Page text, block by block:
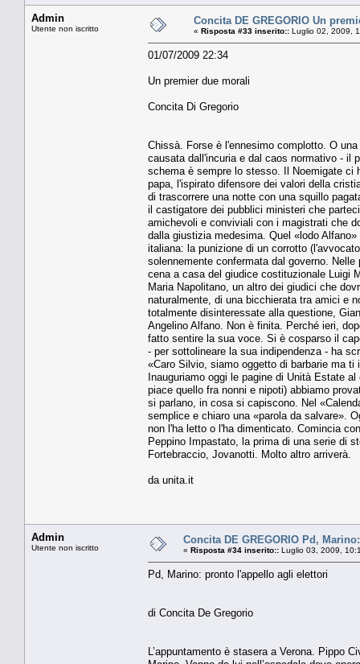
Admin
Utente non iscritto
Concita DE GREGORIO Un
« Risposta #33 inserito:: Luglio 02, 2009,
01/07/2009 22:34
Un premier due morali
Concita Di Gregorio
Chissà. Forse è l'ennesimo complotto. O
causata dall'incuria e dal caos normativo - il
schema è sempre lo stesso. Il Noemigate ci
papa, l'ispirato difensore dei valori della
di trascorrere una notte con una squillo
il castigatore dei pubblici ministeri che
amichevoli e conviviali con i magistrati che
dalla giustizia medesima. Quel «lodo
italiana: la punizione di un corrotto
solennemente confermata dal governo.
cena a casa del giudice costituzionale Luigi
Maria Napolitano, un altro dei giudici che
naturalmente, di una bicchierata tra amici e
totalmente disinteressate alla questione,
Angelino Alfano. Non è finita. Perché ieri,
fatto sentire la sua voce. Si è cosparso il
- per sottolineare la sua indipendenza - ha
«Caro Silvio, siamo oggetto di barbarie ma
Inauguriamo oggi le pagine di Unità Estate
piace quello fra nonni e nipoti) abbiamo
si parlano, in cosa si capiscono. Nel
semplice e chiaro una «parola da salvare».
non l'ha letto o l'ha dimenticato. Comincia
Peppino Impastato, la prima di una serie di
Fortebraccio, Jovanotti. Molto altro arriverà.
da unita.it
Admin
Utente non iscritto
Concita DE GREGORIO Pd,
« Risposta #34 inserito:: Luglio 03, 2009,
Pd, Marino: pronto l'appello agli elettori
di Concita De Gregorio
L’appuntamento è stasera a Verona. Pippo